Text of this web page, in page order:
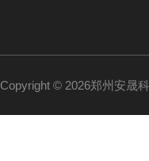
Copyright © 2026郑州安晟